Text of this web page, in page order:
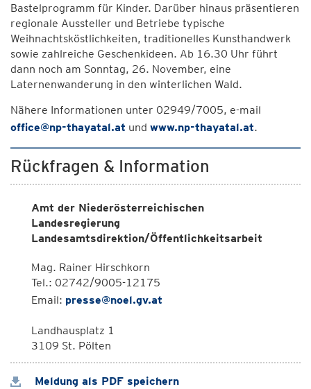
Bastelprogramm für Kinder. Darüber hinaus präsentieren
regionale Aussteller und Betriebe typische
Weihnachtsköstlichkeiten, traditionelles Kunsthandwerk
sowie zahlreiche Geschenkideen. Ab 16.30 Uhr führt
dann noch am Sonntag, 26. November, eine
Laternenwanderung in den winterlichen Wald.
Nähere Informationen unter 02949/7005, e-mail
office@np-thayatal.at und www.np-thayatal.at.
Rückfragen & Information
Amt der Niederösterreichischen
Landesregierung
Landesamtsdirektion/Öffentlichkeitsarbeit
Mag. Rainer Hirschkorn
Tel.: 02742/9005-12175
Email: presse@noel.gv.at
Landhausplatz 1
3109 St. Pölten
Meldung als PDF speichern